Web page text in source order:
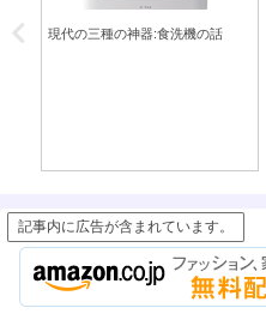
現代の三種の神器:食洗機の話
記事内に広告が含まれています。